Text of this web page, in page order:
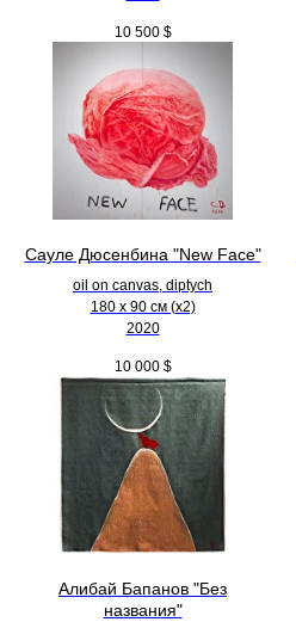
10 500 $
Сауле Дюсенбина "New Face"
oil on canvas, diptych
180 x 90 см (х2)
2020
10 000 $
Алибай Бапанов "Без
названия"